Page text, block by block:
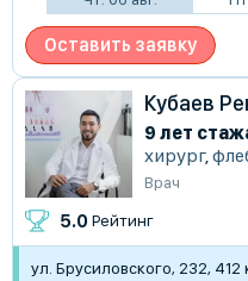
Оставить заявку
Кубаев
9 лет
хирург,
Врач
5.0 Рейтинг
ул. Брусиловского, 232, 412